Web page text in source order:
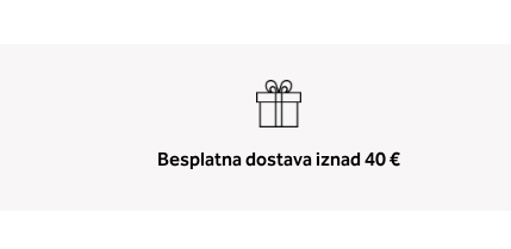
Besplatna dostava iznad 40 €